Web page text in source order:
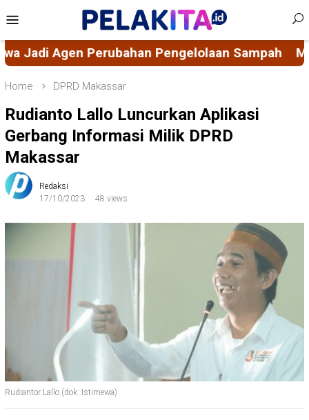
to
content
Menu
Sampah Mahasiswa KKN-PK 69 Desa
Home DPRD Makassar
Rudianto Lallo Luncurkan Aplikasi
Gerbang Informasi Milik DPRD
Makassar
Redaksi
17/10/2023
48 views
Rudiantor Lallo (dok: Istimewa)